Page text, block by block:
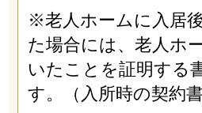
※老人ホームに入居
た場合には、老人ホ
いたことを証明する
す。（入所時の契約